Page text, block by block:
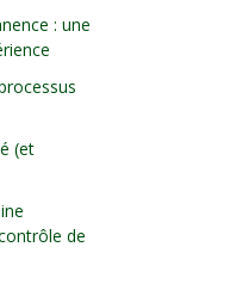
: une
(et
de